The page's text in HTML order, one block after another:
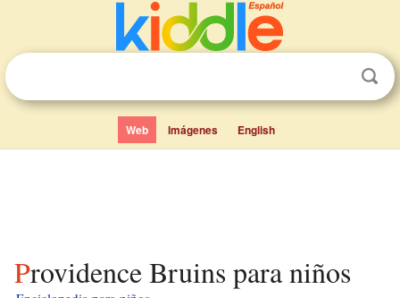
Web Imágenes English
Providence Bruins para niños